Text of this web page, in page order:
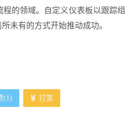
的领域。自定义仪表板以跟踪组
未有的方式开始推动成功。
(1) 打赏